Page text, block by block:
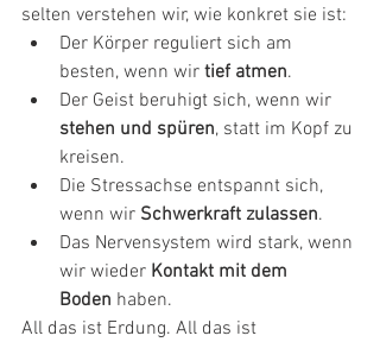
selten verstehen wir, wie konkret sie ist:
Der Körper reguliert sich am
besten, wenn wir tief atmen.
Der Geist beruhigt sich, wenn wir
stehen und spüren, statt im Kopf zu
kreisen.
Die Stressachse entspannt sich,
wenn wir Schwerkraft zulassen.
Das Nervensystem wird stark, wenn
wir wieder Kontakt mit dem
Boden haben.
All das ist Erdung. All das ist